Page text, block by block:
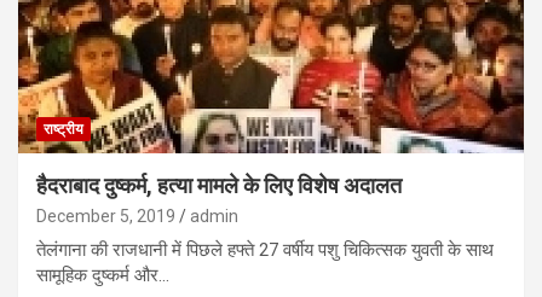
राष्ट्रीय
हैदराबाद दुष्कर्म, हत्या मामले के लिए विशेष अदालत
December 5, 2019 admin
तेलंगाना की राजधानी में पिछले हफ्ते 27 वर्षीय पशु चिकित्सक युवती के साथ
सामूहिक दुष्कर्म और…